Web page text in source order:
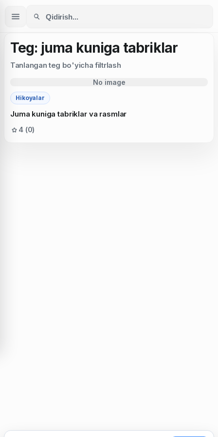
Teg: juma kuniga tabriklar
Tanlangan teg bo'yicha filtrlash
No image
Hikoyalar
Juma kuniga tabriklar va rasmlar
4 (0)